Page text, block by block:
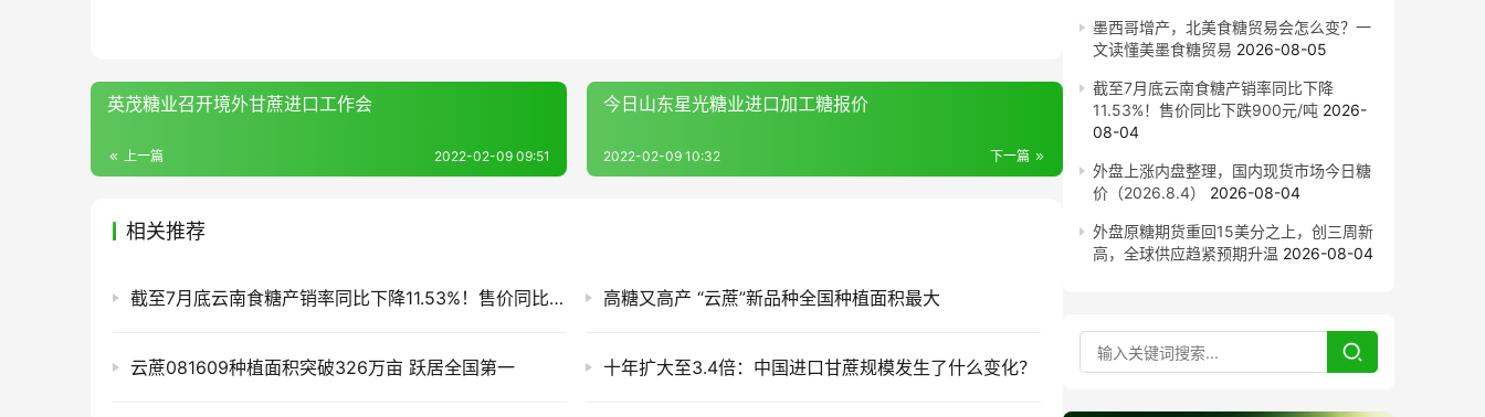
英茂糖业召开境外甘蔗进口工作会
上一篇 2022-02-09 09:51
今日山东星光糖业进口加工糖报价
下一篇
2022-02-09 10:32
相关推荐
截至7月底云南食糖产销率同比下降11.53%！售价同比下跌900元/吨 高糖又高产 “云蔗”新品种全国种植面积最大
云蔗081609种植面积突破326万亩 跃居全国第一 十年扩大至3.4倍：中国进口甘蔗规模发生了什么变化？
墨西哥增产，北美食糖贸易会怎么变？一
文读懂美墨食糖贸易 2026-08-05
截至7月底云南食糖产销率同比下降
11.53%！售价同比下跌900元/吨 2026-
08-04
外盘上涨内盘整理，国内现货市场今日糖
价（2026.8.4）
2026-08-04
外盘原糖期货重回15美分之上，创三周新
高，全球供应趋紧预期升温 2026-08-04